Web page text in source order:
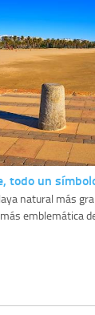
todo un
natural más
emblemática